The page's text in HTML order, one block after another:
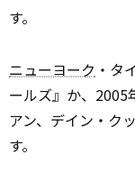
す。
ニューヨーク ・タ
ールズ』か、2005
アン、デイン・ク
す。